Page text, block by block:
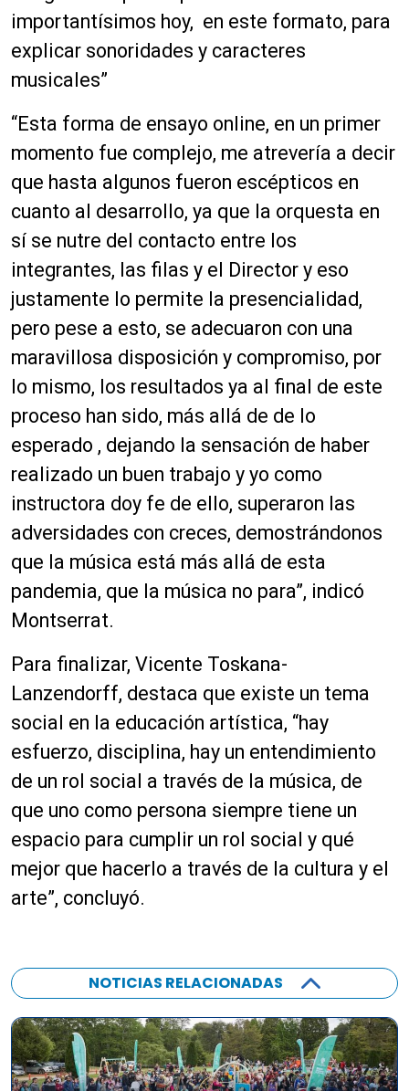
importantísimos hoy, en este formato, para
explicar sonoridades y caracteres
musicales”
“Esta forma de ensayo online, en un primer
momento fue complejo, me atrevería a decir
que hasta algunos fueron escépticos en
cuanto al desarrollo, ya que la orquesta en
sí se nutre del contacto entre los
integrantes, las filas y el Director y eso
justamente lo permite la presencialidad,
pero pese a esto, se adecuaron con una
maravillosa disposición y compromiso, por
lo mismo, los resultados ya al final de este
proceso han sido, más allá de de lo
esperado , dejando la sensación de haber
realizado un buen trabajo y yo como
instructora doy fe de ello, superaron las
adversidades con creces, demostrándonos
que la música está más allá de esta
pandemia, que la música no para”, indicó
Montserrat.
Para finalizar, Vicente Toskana-
Lanzendorff, destaca que existe un tema
social en la educación artística, “hay
esfuerzo, disciplina, hay un entendimiento
de un rol social a través de la música, de
que uno como persona siempre tiene un
espacio para cumplir un rol social y qué
mejor que hacerlo a través de la cultura y el
arte”, concluyó.
NOTICIAS RELACIONADAS